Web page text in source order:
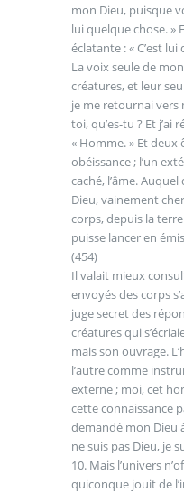
mon Dieu, puisque
lui quelque chose. »
éclatante : « C’est lui
La voix seule de
créatures, et leur
je me retournai vers
toi, qu’es-tu ? Et j’ai
« Homme. » Et
obéissance ; l’un
caché, l’âme.
Dieu, vainement
corps, depuis la
puisse lancer en
(454)
Il valait mieux
envoyés des corps
juge secret des
créatures qui
mais son ouvrage.
l’autre comme
externe ; moi, cet
cette connaissance
demandé mon Dieu
ne suis pas Dieu, je
10. Mais l’univers
quiconque jouit de